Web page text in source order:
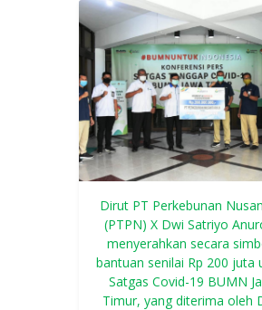
Dirut PT Perkebunan
(PTPN) X Dwi Satriyo
menyerahkan secara
bantuan senilai Rp 200 juta
Satgas Covid-19 BUMN
Timur, yang diterima oleh